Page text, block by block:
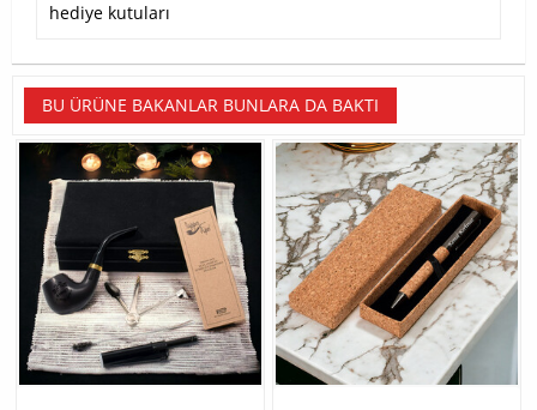
hediye kutuları
BU ÜRÜNE BAKANLAR BUNLARA DA BAKTI